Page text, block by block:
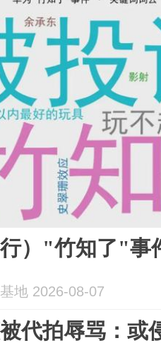
）"竹知了"事
地 2026-08-07
代拍辱骂：或